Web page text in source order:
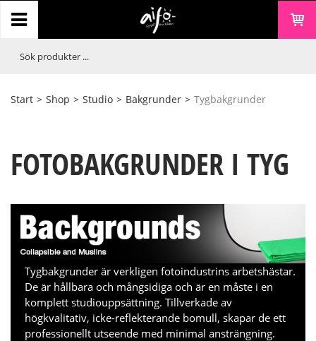
Start > Shop > Studio > Bakgrunder > Tygbakgrunder
FOTOBAKGRUNDER I TYG
Tygbakgrunder är verkligen fotoindustrins arbetshästar.
De är hållbara och mångsidiga och är en måste i en
komplett studiouppsättning. Tillverkade av
högkvalitativ, icke-reflekterande bomull, skapar de ett
professionellt utseende med minimal ansträngning.